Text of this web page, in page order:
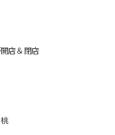
店＆閉店